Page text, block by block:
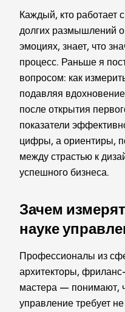
Каждый, кто работает
долгих размышлений
эмоциях, знает, что
процесс. Раньше я
вопросом: как
подавляя
после открытия
показатели
цифры, а ориентиры,
между страстью к
успешного бизнеса.
Зачем
науке
Профессионалы из
архитекторы,
мастера — понимают,
управление требует